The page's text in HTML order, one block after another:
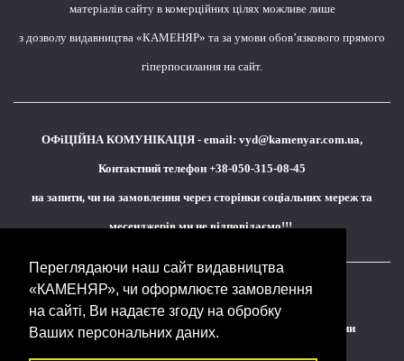
Переглядаючи наш сайт видавництва
«КАМЕНЯР», чи оформлюєте замовлення
на сайті, Ви надаєте згоду на обробку
Ваших персональних даних.
матеріалів сайту в комерційних цілях можливе лише
з дозволу видавництва «КАМЕНЯР» та за умови обов’язкового прямого
гіперпосилання на сайт.
ОФіЦІЙНА КОМУНІКАЦІЯ - email: vyd@kamenyar.com.ua,
Контактний телефон +38-050-315-08-45
на запити, чи на замовлення через сторінки соціальних мереж та
месенджерів ми не відповідаємо!!!
Кожне наше видання - це внесок у спротив,
у збереження ідентичності та неминучу перемогу України
(видавництво «КАМЕНЯР»)